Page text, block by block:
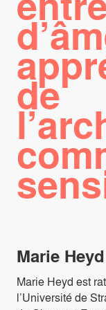
de
Marie Heyd
Marie Heyd est
l’Université de